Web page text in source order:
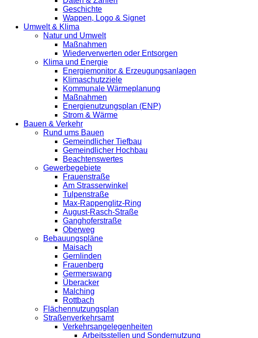
Geschichte
Wappen, Logo & Signet
Umwelt & Klima
Natur und Umwelt
Maßnahmen
Wiederverwerten oder Entsorgen
Klima und Energie
Energiemonitor & Erzeugungsanlagen
Klimaschutzziele
Kommunale Wärmeplanung
Maßnahmen
Energienutzungsplan (ENP)
Strom & Wärme
Bauen & Verkehr
Rund ums Bauen
Gemeindlicher Tiefbau
Gemeindlicher Hochbau
Beachtenswertes
Gewerbegebiete
Frauenstraße
Am Strasserwinkel
Tulpenstraße
Max-Rappenglitz-Ring
August-Rasch-Straße
Ganghoferstraße
Oberweg
Bebauungspläne
Maisach
Gernlinden
Frauenberg
Germerswang
Überacker
Malching
Rottbach
Flächennutzungsplan
Straßenverkehrsamt
Verkehrsangelegenheiten
Arbeitsstellen und Sondernutzung